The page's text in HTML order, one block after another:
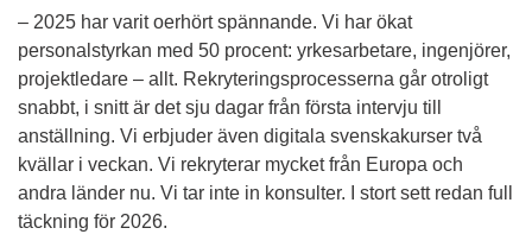
– 2025 har varit oerhört spännande. Vi har ökat
personalstyrkan med 50 procent: yrkesarbetare, ingenjörer,
projektledare – allt. Rekryteringsprocesserna går otroligt
snabbt, i snitt är det sju dagar från första intervju till
anställning. Vi erbjuder även digitala svenskakurser två
kvällar i veckan. Vi rekryterar mycket från Europa och
andra länder nu. Vi tar inte in konsulter. I stort sett redan full
täckning för 2026.